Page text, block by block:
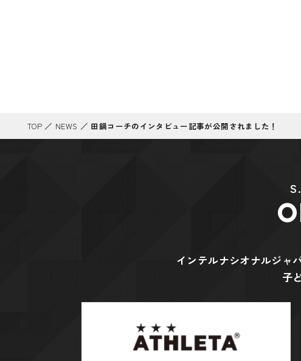
TOP／ NEWS ／ 田鍋コーチのインタビュー記事が公開されました！
インテルナシオナルジャ
子